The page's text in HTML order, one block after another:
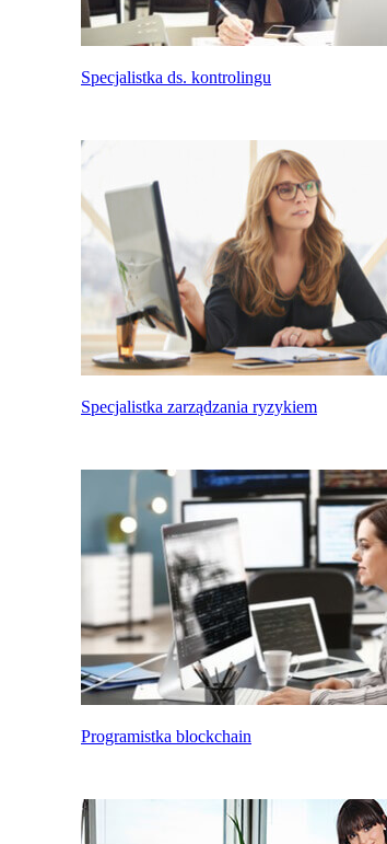
Specjalistka ds. kontrolingu
Specjalistka zarządzania ryzykiem
Programistka blockchain